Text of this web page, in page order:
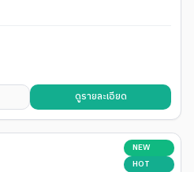
ดูรายละเอียด
NEW
HOT